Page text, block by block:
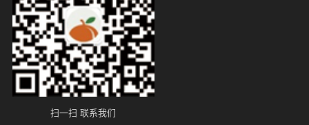
扫一扫 联系我们